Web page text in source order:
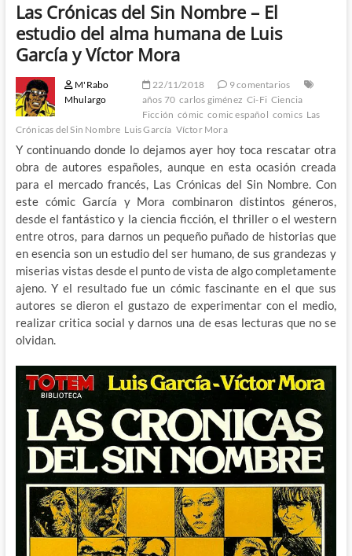
Las Crónicas del Sin Nombre – El
estudio del alma humana de Luis
García y Víctor Mora
M'Rabo
Mhulargo
22/11/2018
9 comentarios
años 70 carlos giménez Ci-Fi Ciencia
Ficción cómic comic español comics Las
Crónicas del Sin Nombre Luis García Víctor Mora
Y continuando donde lo dejamos ayer hoy toca rescatar otra
obra de autores españoles, aunque en esta ocasión creada
para el mercado francés, Las Crónicas del Sin Nombre. Con
este cómic García y Mora combinaron distintos géneros,
desde el fantástico y la ciencia ficción, el thriller o el western
entre otros, para darnos un pequeño puñado de historias que
en esencia son un estudio del ser humano, de sus grandezas y
miserias vistas desde el punto de vista de algo completamente
ajeno. Y el resultado fue un cómic fascinante en el que sus
autores se dieron el gustazo de experimentar con el medio,
realizar critica social y darnos una de esas lecturas que no se
olvidan.